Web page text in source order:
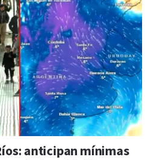
anticipan mínimas